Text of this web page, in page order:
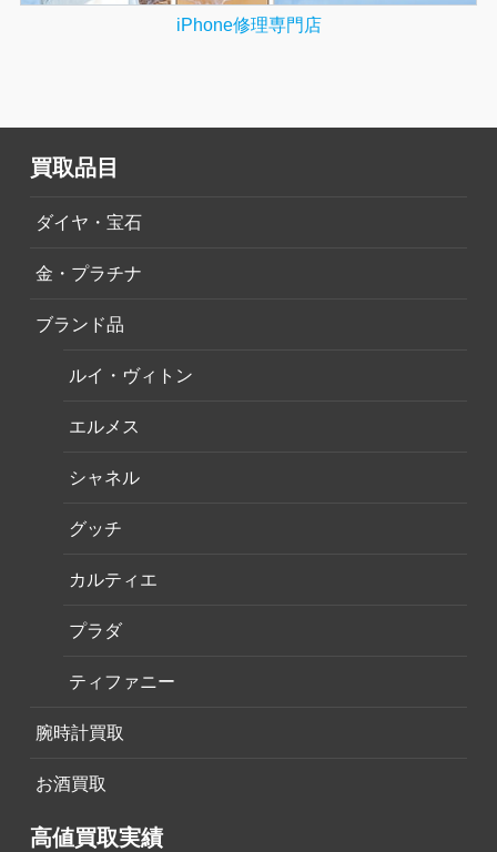
iPhone修理専門店
買取品目
ダイヤ・宝石
金・プラチナ
ブランド品
ルイ・ヴィトン
エルメス
シャネル
グッチ
カルティエ
プラダ
ティファニー
腕時計買取
お酒買取
高値買取実績